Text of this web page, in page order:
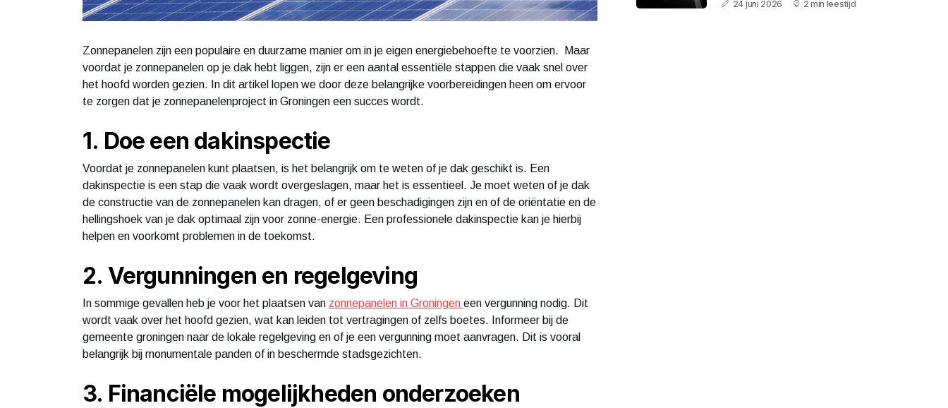
Zonnepanelen zijn een populaire en duurzame manier om in je eigen energiebehoefte te voorzien. Maar
voordat je zonnepanelen op je dak hebt liggen, zijn er een aantal essentiële stappen die vaak snel over
het hoofd worden gezien. In dit artikel lopen we door deze belangrijke voorbereidingen heen om ervoor
te zorgen dat je zonnepanelenproject in Groningen een succes wordt.
1. Doe een dakinspectie
Voordat je zonnepanelen kunt plaatsen, is het belangrijk om te weten of je dak geschikt is. Een
dakinspectie is een stap die vaak wordt overgeslagen, maar het is essentieel. Je moet weten of je dak
de constructie van de zonnepanelen kan dragen, of er geen beschadigingen zijn en of de oriëntatie en de
hellingshoek van je dak optimaal zijn voor zonne-energie. Een professionele dakinspectie kan je hierbij
helpen en voorkomt problemen in de toekomst.
2. Vergunningen en regelgeving
In sommige gevallen heb je voor het plaatsen van zonnepanelen in Groningen een vergunning nodig. Dit
wordt vaak over het hoofd gezien, wat kan leiden tot vertragingen of zelfs boetes. Informeer bij de
gemeente groningen naar de lokale regelgeving en of je een vergunning moet aanvragen. Dit is vooral
belangrijk bij monumentale panden of in beschermde stadsgezichten.
3. Financiële mogelijkheden onderzoeken
24 juni 2026 2 min leestijd